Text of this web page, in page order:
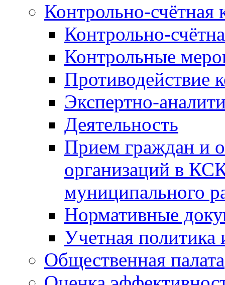
Контрольно-счётная
Контрольно-
Контрольные
Противодействие
Экспертно-
Деятельность
Прием граждан и
организаций в
муниципального
Нормативные
Учетная политика
Общественная палата